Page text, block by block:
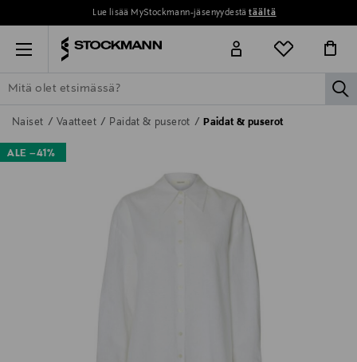
Lue lisää MyStockmann-jäsenyydestätäältä
Menu
ETSI KAIKKI NAISET MIEHET LAPSET KOTI
Naiset Vaatteet Paidat & puserot Paidat & puserot
ALE –41%